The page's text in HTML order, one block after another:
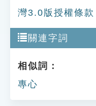
灣3.0版授權條款
關連字詞
相似詞：
專心